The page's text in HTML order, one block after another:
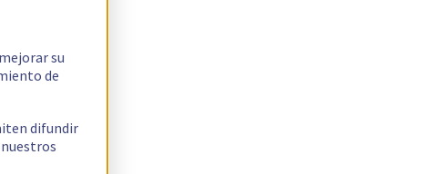
su
de
difundir